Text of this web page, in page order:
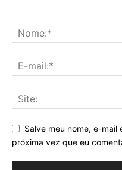
Salve meu nome, e-
próxima vez que eu